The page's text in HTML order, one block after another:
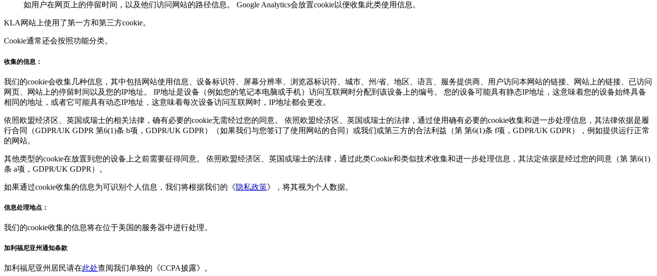
如用户在网页上的停留时间，以及他们访问网站的路径信息。 Google Analytics会放置cookie以便收集此类使用信息。
KLA网站上使用了第一方和第三方cookie。
Cookie通常还会按照功能分类。
收集的信息：
我们的cookie会收集几种信息，其中包括网站使用信息、设备标识符、屏幕分辨率、浏览器标识符、城市、州/省、地区、语言、服务提供商、用户访问本网站的链接、网站上的链接、已访问
网页、网站上的停留时间以及您的IP地址。 IP地址是设备（例如您的笔记本电脑或手机）访问互联网时分配到该设备上的编号。 您的设备可能具有静态IP地址，这意味着您的设备始终具备
相同的地址，或者它可能具有动态IP地址，这意味着每次设备访问互联网时，IP地址都会更改。
依照欧盟经济区、英国或瑞士的相关法律，确有必要的cookie无需经过您的同意。 依照欧盟经济区、英国或瑞士的法律，通过使用确有必要的cookie收集和进一步处理信息，其法律依据是履
行合同（GDPR/UK GDPR 第6(1)条 b项，GDPR/UK GDPR）（如果我们与您签订了使用网站的合同）或我们或第三方的合法利益（第 第6(1)条 f项，GDPR/UK GDPR），例如提供运行正常
的网站。
其他类型的cookie在放置到您的设备上之前需要征得同意。 依照欧盟经济区、英国或瑞士的法律，通过此类Cookie和类似技术收集和进一步处理信息，其法定依据是经过您的同意（第 第6(1)
条 a项，GDPR/UK GDPR）。
如果通过cookie收集的信息为可识别个人信息，我们将根据我们的《隐私政策》，将其视为个人数据。
信息处理地点：
我们的cookie收集的信息将在位于美国的服务器中进行处理。
加利福尼亚州通知条款
加利福尼亚州居民请在此处查阅我们单独的《CCPA披露》。